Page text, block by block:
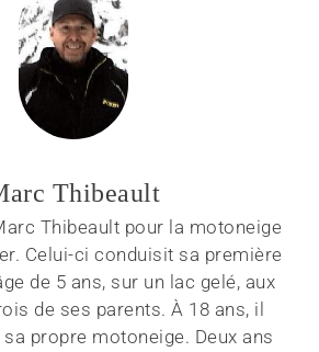
Thibeault
Thibeault pour la motoneige
Celui-ci conduisit sa première
de 5 ans, sur un lac gelé, aux
de ses parents. À 18 ans, il
propre motoneige. Deux ans